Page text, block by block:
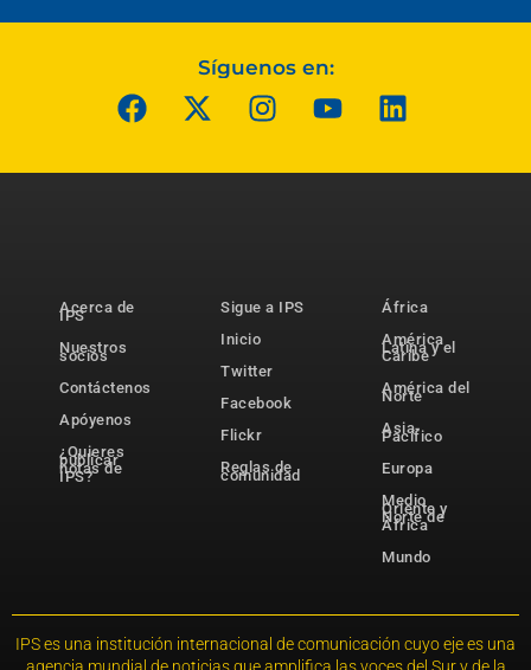
Síguenos en:
Acerca de
IPS
Nuestros
socios
Contáctenos
Apóyenos
¿Quieres
publicar
notas de
IPS?
Sigue a IPS
Inicio
Twitter
Facebook
Flickr
Reglas de
comunidad
África
América
Latina y el
Caribe
América del
Norte
Asia-
Pacífico
Europa
Medio
Oriente y
Norte de
África
Mundo
IPS es una institución internacional de comunicación cuyo eje es una